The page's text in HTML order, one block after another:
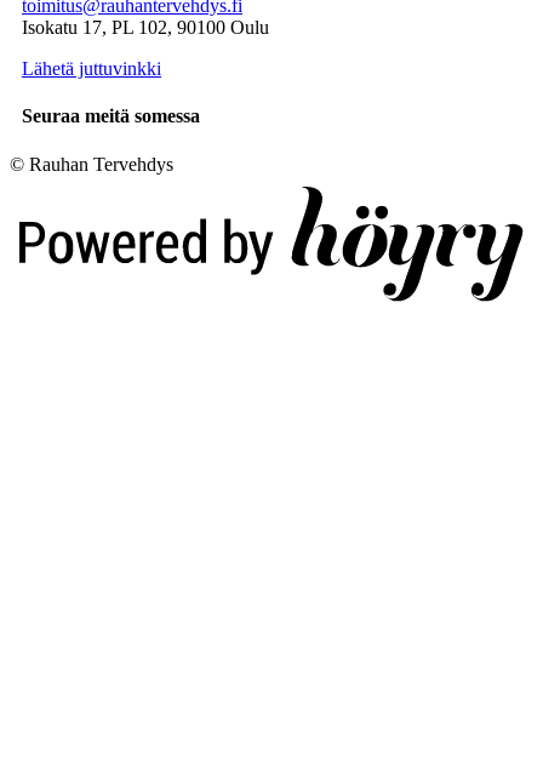
toimitus@rauhantervehdys.fi
Isokatu 17, PL 102, 90100 Oulu
Lähetä juttuvinkki
Seuraa meitä somessa
© Rauhan Tervehdys